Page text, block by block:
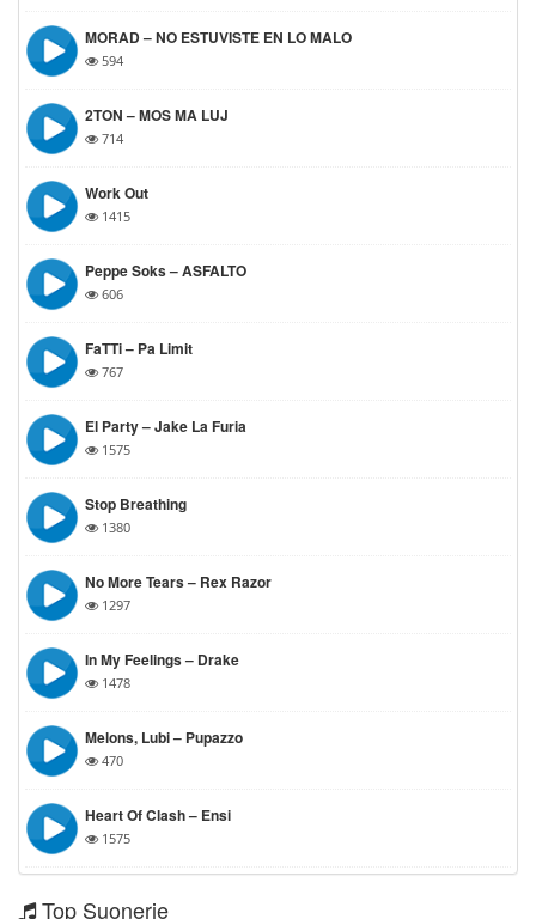
MORAD – NO ESTUVISTE EN LO MALO
594
2TON – MOS MA LUJ
714
Work Out
1415
Peppe Soks – ASFALTO
606
FaTTi – Pa Limit
767
El Party – Jake La Furia
1575
Stop Breathing
1380
No More Tears – Rex Razor
1297
In My Feelings – Drake
1478
Melons, Lubi – Pupazzo
470
Heart Of Clash – Ensi
1575
Top Suonerie